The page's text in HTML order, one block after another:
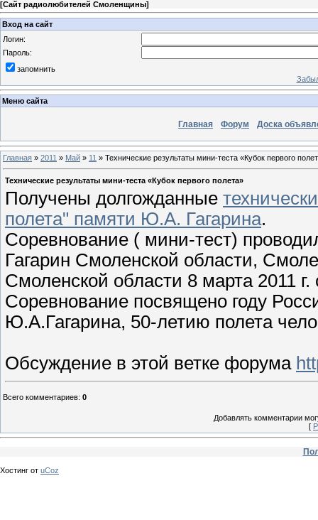
[Сайт радиолюбителей Смоленщины]
Вход на сайт
Логин:
Пароль:
запомнить
Меню сайта
Главная Форум Доска
Главная » 2011 » Май » 11 » Технические результаты мини-теста «Кубок первого
Технические результаты мини-теста «Кубок первого полета»
Получены долгожданные
полета" памяти Ю.А. Гагарина.
Соревнование ( мини-тест)
Гагарин Смоленской области,
Смоленской области 8 марта 2011
Соревнование посвящено году
Ю.А.Гагарина, 50-летию полета
Обсуждение в этой ветке форума
Всего комментариев: 0
Добавлять комментарии
[
Хостинг от uCoz